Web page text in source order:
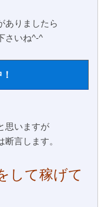
ありましたら
さいね^-^
思いますが
言します。
して稼げて